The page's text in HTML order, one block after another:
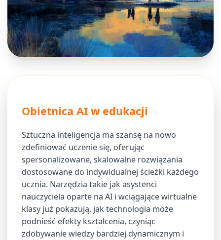
Obietnica AI w edukacji
Sztuczna inteligencja ma szansę na nowo
zdefiniować uczenie się, oferując
spersonalizowane, skalowalne rozwiązania
dostosowane do indywidualnej ścieżki każdego
ucznia. Narzędzia takie jak asystenci
nauczyciela oparte na AI i wciągające wirtualne
klasy już pokazują, jak technologia może
podnieść efekty kształcenia, czyniąc
zdobywanie wiedzy bardziej dynamicznym i